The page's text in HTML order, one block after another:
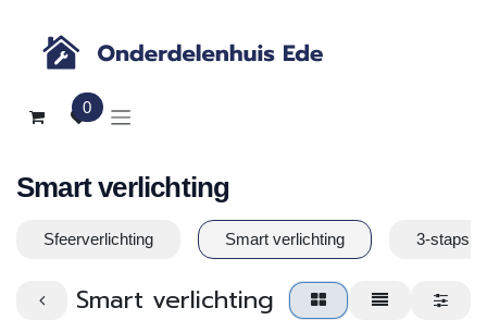
0
Smart verlichting
Sfeerverlichting Smart verlichting 3-staps
Smart verlichting